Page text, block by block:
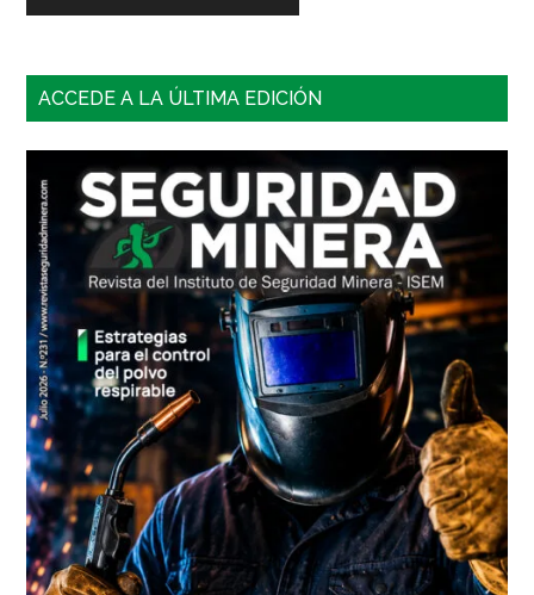
Barra
principal
ACCEDE A LA ÚLTIMA EDICIÓN